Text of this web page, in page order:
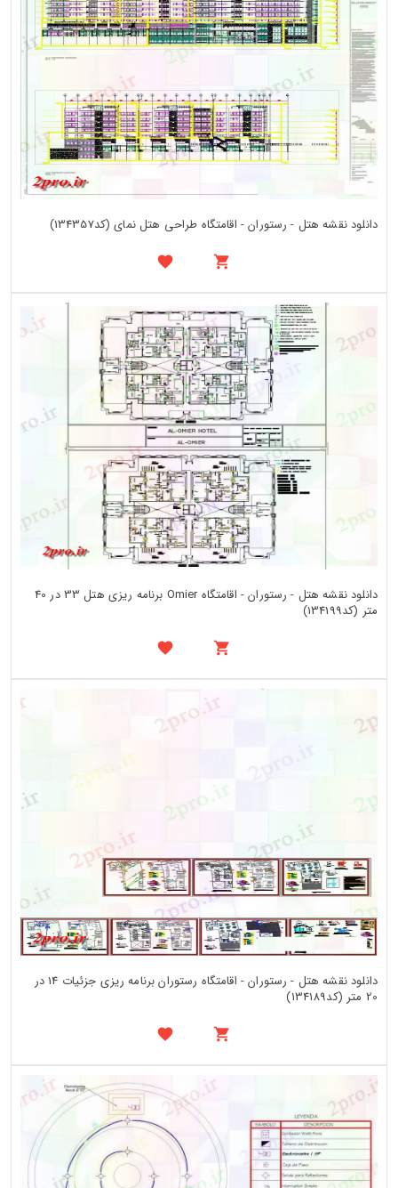
دانلود نقشه هتل - رستوران - اقامتگاه طراحی هتل نمای (کد134357)
دانلود نقشه هتل - رستوران - اقامتگاه Omier برنامه ریزی هتل 33 در 40
متر (کد134199)
دانلود نقشه هتل - رستوران - اقامتگاه رستوران برنامه ریزی جزئیات 14 در
20 متر (کد134189)